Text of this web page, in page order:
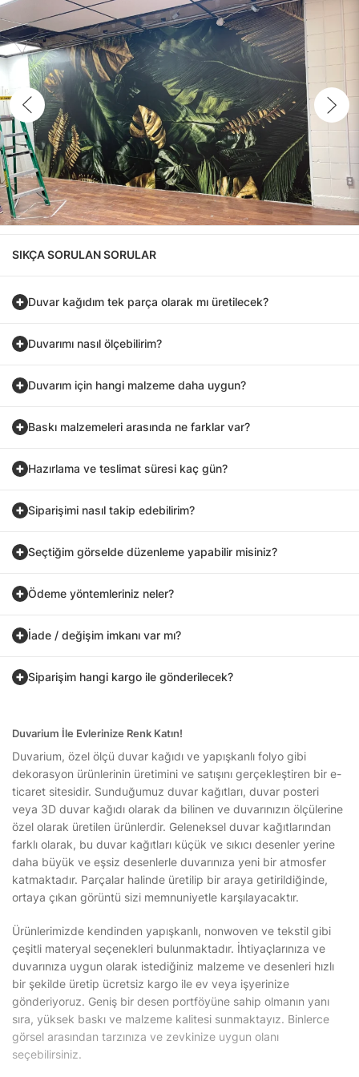
SIKÇA SORULAN SORULAR
Duvar kağıdım tek parça olarak mı üretilecek?
Duvarımı nasıl ölçebilirim?
Duvarım için hangi malzeme daha uygun?
Baskı malzemeleri arasında ne farklar var?
Hazırlama ve teslimat süresi kaç gün?
Siparişimi nasıl takip edebilirim?
Seçtiğim görselde düzenleme yapabilir misiniz?
Ödeme yöntemleriniz neler?
İade / değişim imkanı var mı?
Siparişim hangi kargo ile gönderilecek?
Duvarium İle Evlerinize Renk Katın!
Duvarium, özel ölçü duvar kağıdı ve yapışkanlı folyo gibi
dekorasyon ürünlerinin üretimini ve satışını gerçekleştiren bir e-
ticaret sitesidir. Sunduğumuz duvar kağıtları, duvar posteri
veya 3D duvar kağıdı olarak da bilinen ve duvarınızın ölçülerine
özel olarak üretilen ürünlerdir. Geleneksel duvar kağıtlarından
farklı olarak, bu duvar kağıtları küçük ve sıkıcı desenler yerine
daha büyük ve eşsiz desenlerle duvarınıza yeni bir atmosfer
katmaktadır. Parçalar halinde üretilip bir araya getirildiğinde,
ortaya çıkan görüntü sizi memnuniyetle karşılayacaktır.
Ürünlerimizde kendinden yapışkanlı, nonwoven ve tekstil gibi
çeşitli materyal seçenekleri bulunmaktadır. İhtiyaçlarınıza ve
duvarınıza uygun olarak istediğiniz malzeme ve desenleri hızlı
bir şekilde üretip ücretsiz kargo ile ev veya işyerinize
gönderiyoruz. Geniş bir desen portföyüne sahip olmanın yanı
sıra, yüksek baskı ve malzeme kalitesi sunmaktayız. Binlerce
görsel arasından tarzınıza ve zevkinize uygun olanı
seçebilirsiniz.